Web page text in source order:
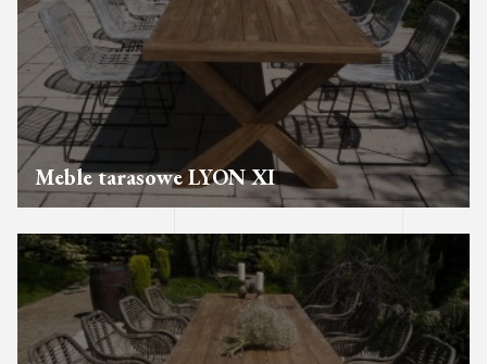
Meble tarasowe LYON XI